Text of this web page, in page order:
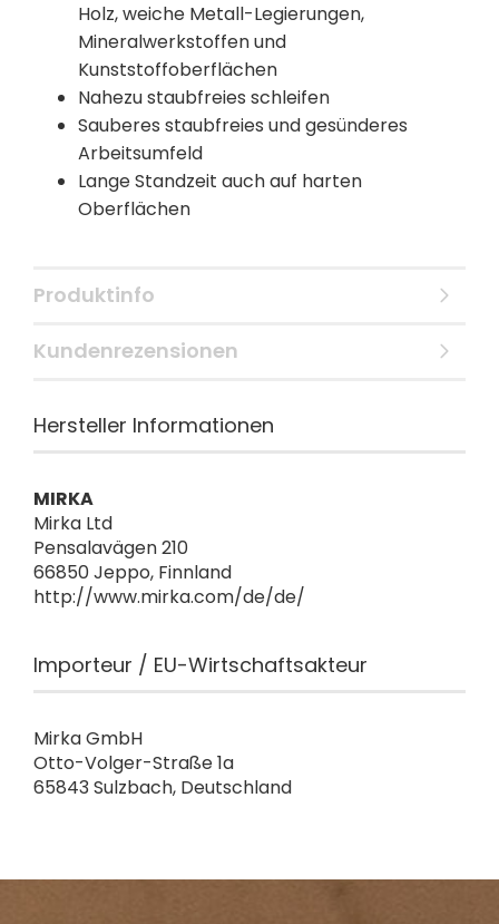
Holz, weiche Metall-Legierungen,
Mineralwerkstoffen und
Kunststoffoberflächen
Nahezu staubfreies schleifen
Sauberes staubfreies und gesünderes
Arbeitsumfeld
Lange Standzeit auch auf harten
Oberflächen
Produktinfo
Kundenrezensionen
Hersteller Informationen
MIRKA
Mirka Ltd
Pensalavägen 210
66850 Jeppo, Finnland
http://www.mirka.com/de/de/
Importeur / EU-Wirtschaftsakteur
Mirka GmbH
Otto-Volger-Straße 1a
65843 Sulzbach, Deutschland